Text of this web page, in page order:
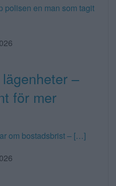
polisen en man som tagit
–
för mer
om bostadsbrist – […]